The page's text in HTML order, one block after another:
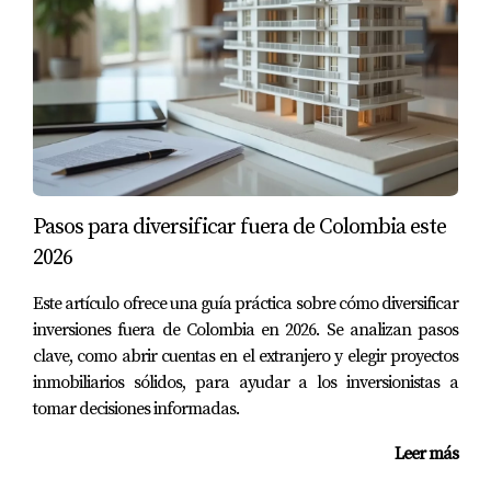
Caso de Estudio 3: Miguel y el valor de
reventa
Miguel adquirió una propiedad pensando a largo
plazo. A los cinco años, decidió venderla debido al
incremento constante del valor del inmueble. La
revalorización le permitió recuperar más del doble
de su inversión inicial, lo que le brindó capital para
diversificar aún más sus inversiones.
Si estás considerando diversificar tus
inversiones, invertir en Punta Cana puede
ser una excelente opción.
propiedades en zonas turísticas. Un activo
Pasos para diversificar fuera de Colombia este
2026
Este artículo ofrece una guía práctica sobre cómo diversificar
inversiones fuera de Colombia en 2026. Se analizan pasos
clave, como abrir cuentas en el extranjero y elegir proyectos
inmobiliarios sólidos, para ayudar a los inversionistas a
tomar decisiones informadas.
Leer más